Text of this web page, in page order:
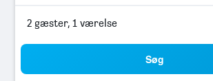
2 gæster, 1 værelse
Søg